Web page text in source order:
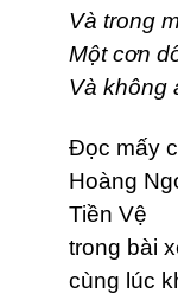
Và trong
Một cơn
Và không
Đọc mấy
Hoàng
Tiền Vệ
trong bài
cùng lúc